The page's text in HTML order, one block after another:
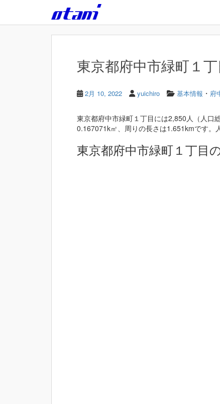
東京都府中市緑町１
2月 10, 2022 yuichiro 基本情報 ・ 府
東京都府中市緑町１丁目には2,850人（人口
0.167071k㎡、周りの長さは1.651kmです。
東京都府中市緑町１丁目